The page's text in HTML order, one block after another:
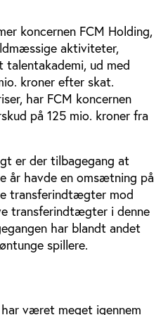
koncernen FCM Holding,
aktiviteter,
ud med
kroner efter skat.
har FCM koncernen
på 125 mio. kroner fra
er der tilbagegang at
år havde en omsætning på
transferindtægter mod
transferindtægter i denne
har blandt andet
spillere.
været meget igennem